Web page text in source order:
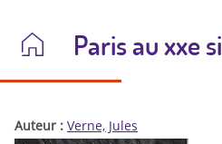
Paris au xxe
Auteur : Verne, Jules